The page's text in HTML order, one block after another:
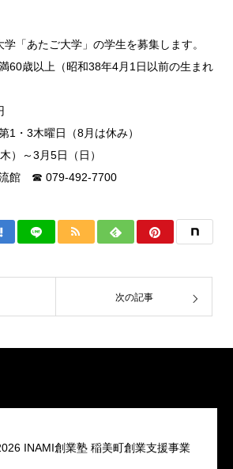
「あたご大学」の学生を募集します。
60歳以上（昭和38年4月1日以前の生まれ
1・3木曜日（8月は休み）
）～3月5日（日）
館 ☎ 079-492-7700
次の記事
INAMI創業塾 稲美町創業支援事業